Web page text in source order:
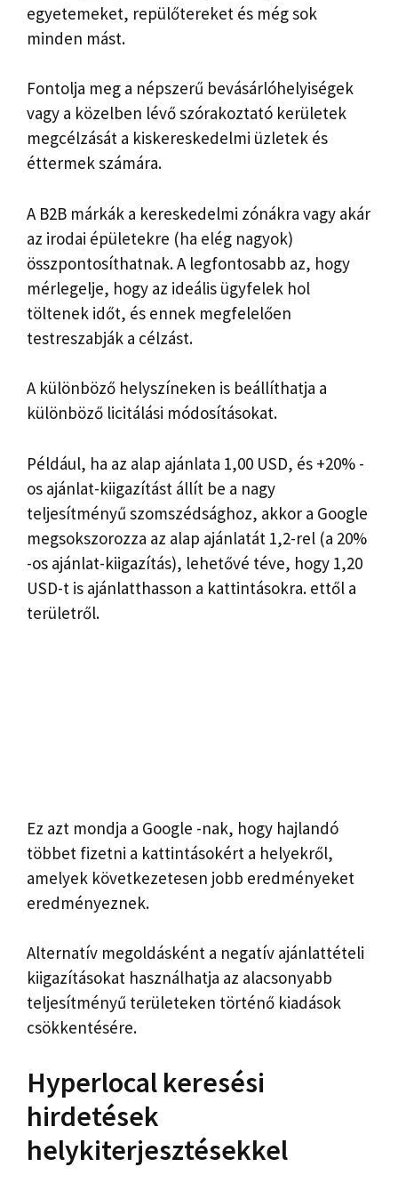
egyetemeket, repülőtereket és még sok
minden mást.
Fontolja meg a népszerű bevásárlóhelyiségek
vagy a közelben lévő szórakoztató kerületek
megcélzását a kiskereskedelmi üzletek és
éttermek számára.
A B2B márkák a kereskedelmi zónákra vagy akár
az irodai épületekre (ha elég nagyok)
összpontosíthatnak. A legfontosabb az, hogy
mérlegelje, hogy az ideális ügyfelek hol
töltenek időt, és ennek megfelelően
testreszabják a célzást.
A különböző helyszíneken is beállíthatja a
különböző licitálási módosításokat.
Például, ha az alap ajánlata 1,00 USD, és +20% -
os ajánlat-kiigazítást állít be a nagy
teljesítményű szomszédsághoz, akkor a Google
megsokszorozza az alap ajánlatát 1,2-rel (a 20%
-os ajánlat-kiigazítás), lehetővé téve, hogy 1,20
USD-t is ajánlatthasson a kattintásokra. ettől a
területről.
Ez azt mondja a Google -nak, hogy hajlandó
többet fizetni a kattintásokért a helyekről,
amelyek következetesen jobb eredményeket
eredményeznek.
Alternatív megoldásként a negatív ajánlattételi
kiigazításokat használhatja az alacsonyabb
teljesítményű területeken történő kiadások
csökkentésére.
Hyperlocal keresési
hirdetések
helykiterjesztésekkel